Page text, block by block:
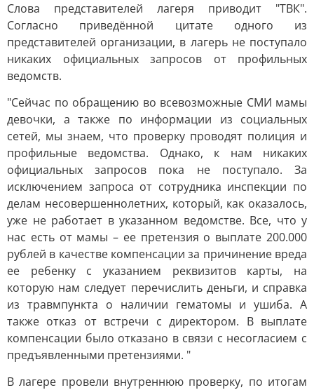
Слова представителей лагеря приводит "ТВК".
Согласно приведённой цитате одного из
представителей организации, в лагерь не поступало
никаких официальных запросов от профильных
ведомств.
"Сейчас по обращению во всевозможные СМИ мамы
девочки, а также по информации из социальных
сетей, мы знаем, что проверку проводят полиция и
профильные ведомства. Однако, к нам никаких
официальных запросов пока не поступало. За
исключением запроса от сотрудника инспекции по
делам несовершеннолетних, который, как оказалось,
уже не работает в указанном ведомстве. Все, что у
нас есть от мамы – ее претензия о выплате 200.000
рублей в качестве компенсации за причинение вреда
ее ребенку с указанием реквизитов карты, на
которую нам следует перечислить деньги, и справка
из травмпункта о наличии гематомы и ушиба. А
также отказ от встречи с директором. В выплате
компенсации было отказано в связи с несогласием с
предъявленными претензиями. "
В лагере провели внутреннюю проверку, по итогам